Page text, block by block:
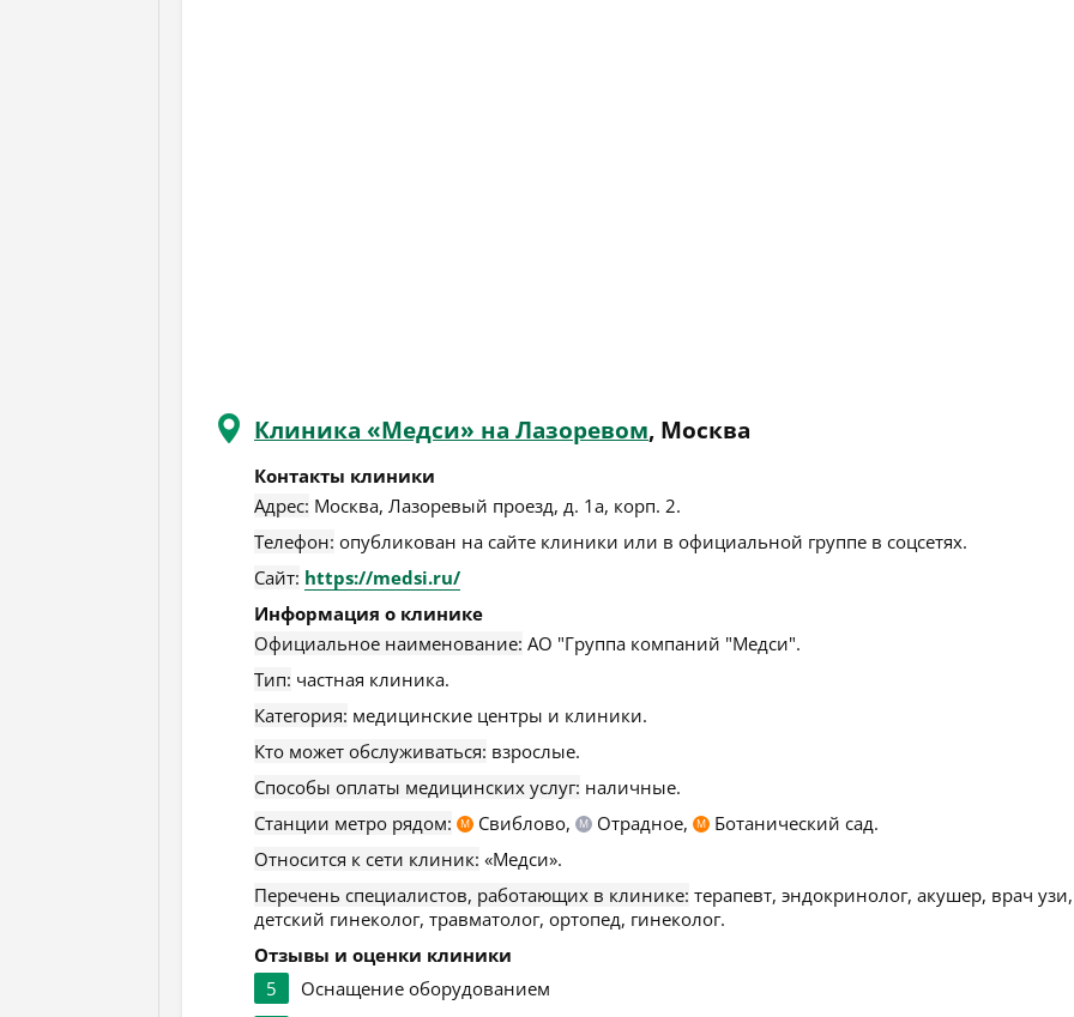
Клиника «Медси» на Лазоревом, Москва
Контакты клиники
Адрес: Москва, Лазоревый проезд, д. 1а, корп. 2.
Телефон: опубликован на сайте клиники или в официальной группе в соцсетях.
Сайт: https://medsi.ru/
Информация о клинике
Официальное наименование: АО "Группа компаний "Медси".
Тип: частная клиника.
Категория: медицинские центры и клиники.
Кто может обслуживаться: взрослые.
Способы оплаты медицинских услуг: наличные.
Станции метро рядом:
М Свиблово, М Отрадное, М
Ботанический сад.
Относится к сети клиник: «Медси».
Перечень специалистов, работающих в клинике: терапевт, эндокринолог, акушер, врач узи,
детский гинеколог, травматолог, ортопед, гинеколог.
Отзывы и оценки клиники
5
Оснащение оборудованием